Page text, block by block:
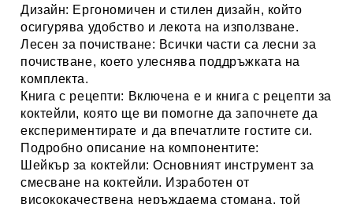
Дизайн: Ергономичен и стилен дизайн, който
осигурява удобство и лекота на използване.
Лесен за почистване: Всички части са лесни за
почистване, което улеснява поддръжката на
комплекта.
Книга с рецепти: Включена е и книга с рецепти за
коктейли, която ще ви помогне да започнете да
експериментирате и да впечатлите гостите си.
Подробно описание на компонентите:
Шейкър за коктейли: Основният инструмент за
смесване на коктейли. Изработен от
висококачествена неръждаема стомана, той